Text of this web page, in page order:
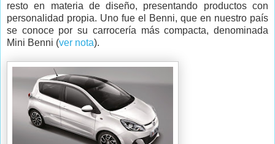
resto en materia de diseño, presentando productos con
personalidad propia. Uno fue el Benni, que en nuestro país
se conoce por su carrocería más compacta, denominada
Mini Benni (ver nota).